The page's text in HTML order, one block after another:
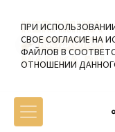
ПРИ
СВОЕ СОГЛАСИЕ НА
ФАЙЛОВ В
ОТНОШЕНИИ